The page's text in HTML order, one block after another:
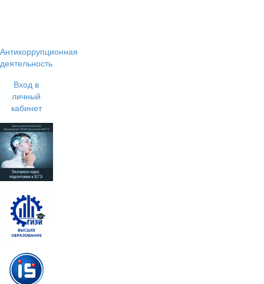
Антикоррупционная
деятельность
Вход в
личный
кабинет